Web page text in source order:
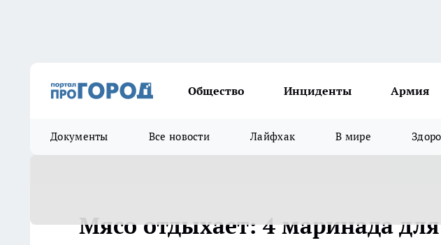
Общество Инциденты Армия
Документы Все новости Лайфхак В мире
Мясо отдыхает: 4 маринада